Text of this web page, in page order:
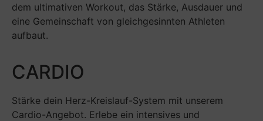
dem ultimativen Workout, das Stärke, Ausdauer und
eine Gemeinschaft von gleichgesinnten Athleten
aufbaut.
CARDIO
Stärke dein Herz-Kreislauf-System mit unserem
Cardio-Angebot. Erlebe ein intensives und